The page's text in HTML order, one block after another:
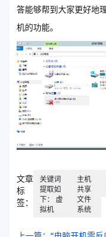
答能够帮到大家更好地
机的功能。
文章
标
签：
关键词
提取如
下： 虚
拟机
主机
共享
文件
系统